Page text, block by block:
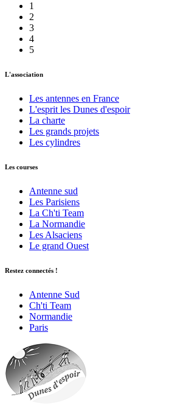
1
2
3
4
5
L'association
Les antennes en France
L'esprit les Dunes d'espoir
La charte
Les grands projets
Les cylindres
Les courses
Antenne sud
Les Parisiens
La Ch'ti Team
La Normandie
Les Alsaciens
Le grand Ouest
Restez connectés !
Antenne Sud
Ch'ti Team
Normandie
Paris